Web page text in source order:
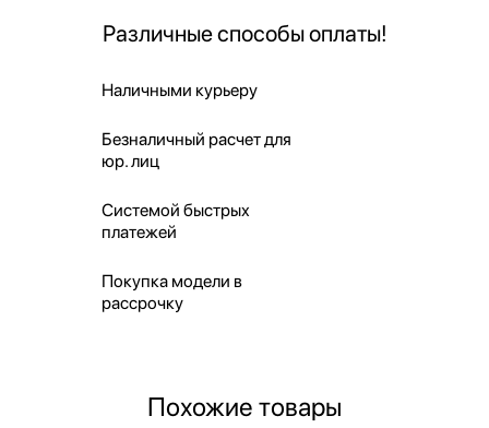
Различные способы оплаты!
Наличными курьеру
Безналичный расчет для
юр. лиц
Системой быстрых
платежей
Покупка модели в
рассрочку
Похожие товары